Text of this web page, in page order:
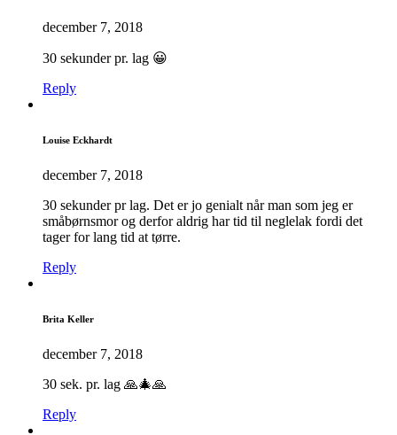
december 7, 2018
30 sekunder pr. lag 😀
Reply
Louise Eckhardt
december 7, 2018
30 sekunder pr lag. Det er jo genialt når man som jeg er
småbørnsmor og derfor aldrig har tid til neglelak fordi det
tager for lang tid at tørre.
Reply
Brita Keller
december 7, 2018
30 sek. pr. lag 🙏🎄🙏
Reply